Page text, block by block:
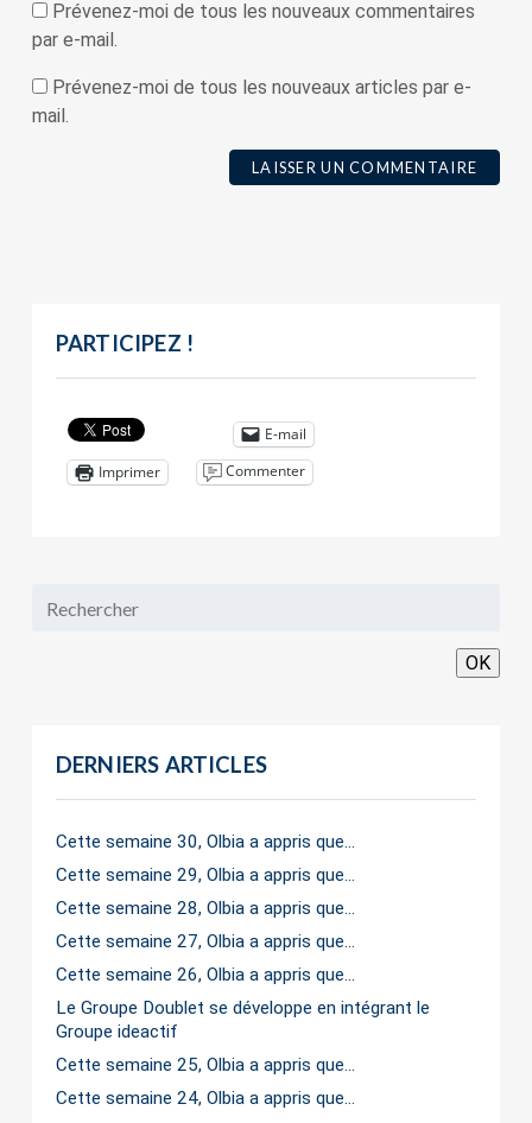
Prévenez-moi de tous les nouveaux commentaires
par e-mail.
Prévenez-moi de tous les nouveaux articles par e-
mail.
PARTICIPEZ !
E-mail
Imprimer
Commenter
OK
DERNIERS ARTICLES
Cette semaine 30, Olbia a appris que…
Cette semaine 29, Olbia a appris que…
Cette semaine 28, Olbia a appris que…
Cette semaine 27, Olbia a appris que…
Cette semaine 26, Olbia a appris que…
Le Groupe Doublet se développe en intégrant le
Groupe ideactif
Cette semaine 25, Olbia a appris que…
Cette semaine 24, Olbia a appris que…